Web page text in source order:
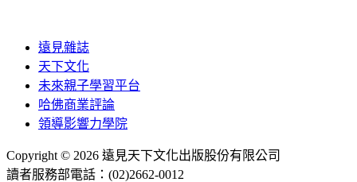
遠見雜誌
天下文化
未來親子學習平台
哈佛商業評論
領導影響力學院
Copyright © 2026 遠見天下文化出版股份有限公司
讀者服務部電話：(02)2662-0012